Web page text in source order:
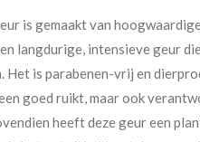
is gemaakt van
langdurige, intensieve geur
Het is parabenen-vrij en
goed ruikt, maar ook
heeft deze geur een